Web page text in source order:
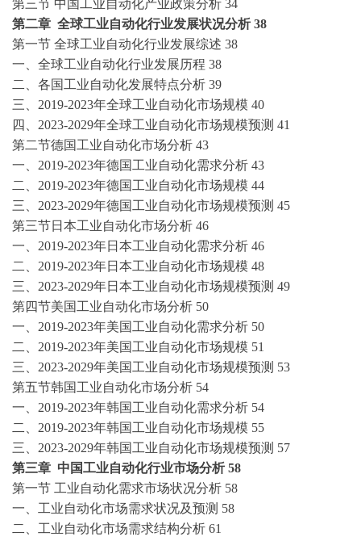
第三节 中国工业自动化产业政策分析 34
第二章 全球工业自动化行业发展状况分析 38
第一节 全球工业自动化行业发展综述 38
一、全球工业自动化行业发展历程 38
二、各国工业自动化发展特点分析 39
三、 2019-2023年全球工业自动化市场规模 40
四、 2023-2029年全球工业自动化市场规模预测 41
第二节德国工业自动化市场分析 43
一、 2019-2023年德国工业自动化需求分析 43
二、 2019-2023年德国工业自动化市场规模 44
三、 2023-2029年德国工业自动化市场规模预测 45
第三节日本工业自动化市场分析 46
一、 2019-2023年日本工业自动化需求分析 46
二、 2019-2023年日本工业自动化市场规模 48
三、 2023-2029年日本工业自动化市场规模预测 49
第四节美国工业自动化市场分析 50
一、 2019-2023年美国工业自动化需求分析 50
二、 2019-2023年美国工业自动化市场规模 51
三、 2023-2029年美国工业自动化市场规模预测 53
第五节韩国工业自动化市场分析 54
一、 2019-2023年韩国工业自动化需求分析 54
二、 2019-2023年韩国工业自动化市场规模 55
三、 2023-2029年韩国工业自动化市场规模预测 57
第三章 中国工业自动化行业市场分析 58
第一节 工业自动化需求市场状况分析 58
一、 工业自动化市场需求状况及预测 58
二、 工业自动化市场需求结构分析 61